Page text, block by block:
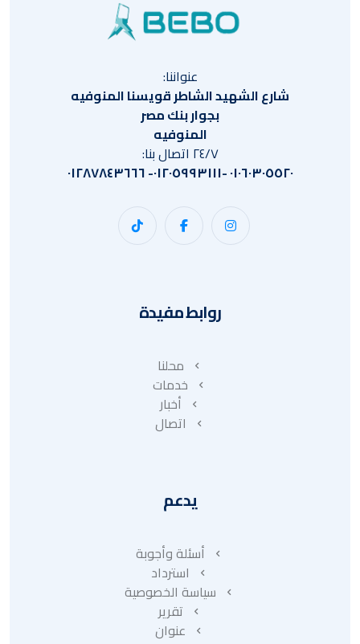
عنواننا:
شارع الشهيد الشاطر قويسنا المنوفيه
بجوار بنك مصر
المنوفيه
٢٤/٧ اتصال بنا:
٠١٠٦٠٣٠٥٥٢٠ -٠١٢٠٥٩٩٣١١١- ٠١٢٨٧٨٤٣٦٦٦
روابط مفيدة
محلنا
خدمات
أخبار
اتصال
يدعم
أسئلة وأجوبة
استرداد
سياسة الخصوصية
تقرير
عنوان